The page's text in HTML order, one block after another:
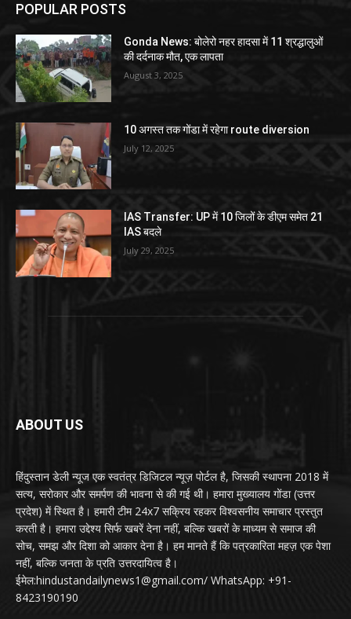
POPULAR POSTS
Gonda News: बोलेरो नहर हादसा में 11 श्रद्धालुओं
की दर्दनाक मौत, एक लापता
August 3, 2025
10 अगस्त तक गोंडा में रहेगा route diversion
July 12, 2025
IAS Transfer: UP में 10 जिलों के डीएम समेत 21
IAS बदले
July 29, 2025
ABOUT US
हिंदुस्तान डेली न्यूज एक स्वतंत्र डिजिटल न्यूज़ पोर्टल है, जिसकी स्थापना 2018 में
सत्य, सरोकार और समर्पण की भावना से की गई थी। हमारा मुख्यालय गोंडा (उत्तर
प्रदेश) में स्थित है। हमारी टीम 24x7 सक्रिय रहकर विश्वसनीय समाचार प्रस्तुत
करती है। हमारा उद्देश्य सिर्फ खबरें देना नहीं, बल्कि खबरों के माध्यम से समाज की
सोच, समझ और दिशा को आकार देना है। हम मानते हैं कि पत्रकारिता महज़ एक पेशा
नहीं, बल्कि जनता के प्रति उत्तरदायित्व है।
ईमेल:hindustandailynews1@gmail.com/ WhatsApp: +91-
8423190190